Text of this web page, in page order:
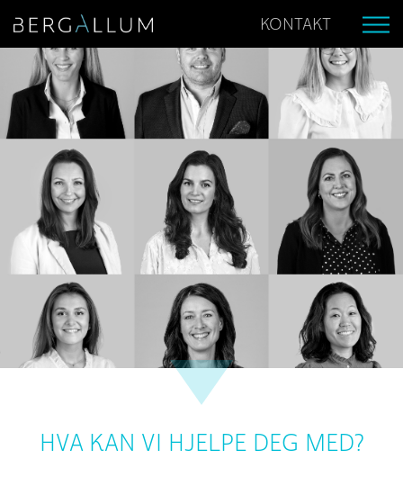
KONTAKT
HVA KAN VI HJELPE DEG MED?